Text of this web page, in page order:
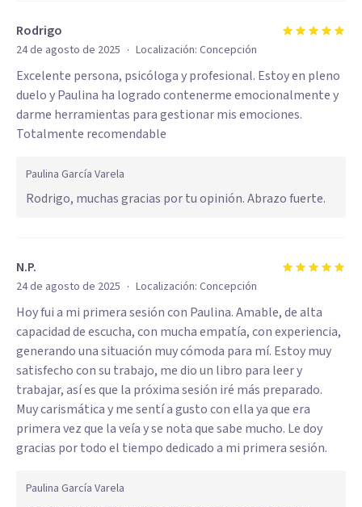
Rodrigo
24 de agosto de 2025 · Localización: Concepción
Excelente persona, psicóloga y profesional. Estoy en pleno
duelo y Paulina ha logrado contenerme emocionalmente y
darme herramientas para gestionar mis emociones.
Totalmente recomendable
Paulina García Varela
Rodrigo, muchas gracias por tu opinión. Abrazo fuerte.
N.P.
24 de agosto de 2025 · Localización: Concepción
Hoy fui a mi primera sesión con Paulina. Amable, de alta
capacidad de escucha, con mucha empatía, con experiencia,
generando una situación muy cómoda para mí. Estoy muy
satisfecho con su trabajo, me dio un libro para leer y
trabajar, así es que la próxima sesión iré más preparado.
Muy carismática y me sentí a gusto con ella ya que era
primera vez que la veía y se nota que sabe mucho. Le doy
gracias por todo el tiempo dedicado a mi primera sesión.
Paulina García Varela